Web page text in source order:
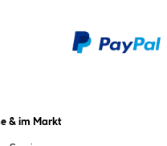
& im Markt